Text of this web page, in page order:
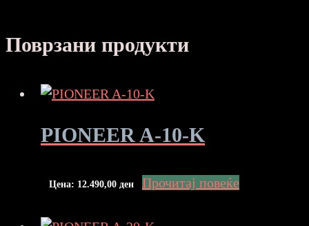
Поврзани продукти
PIONEER A-10-K
Цена: 12.490,00 ден Прочитај повеќе